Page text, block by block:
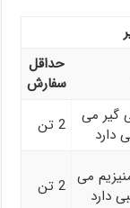
حداقل
سفارش
گیر می
دارد
2 تن
می
دارد
2 تن